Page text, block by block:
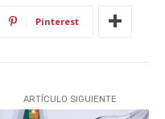
Pinterest
ARTÍCULO SIGUIENTE